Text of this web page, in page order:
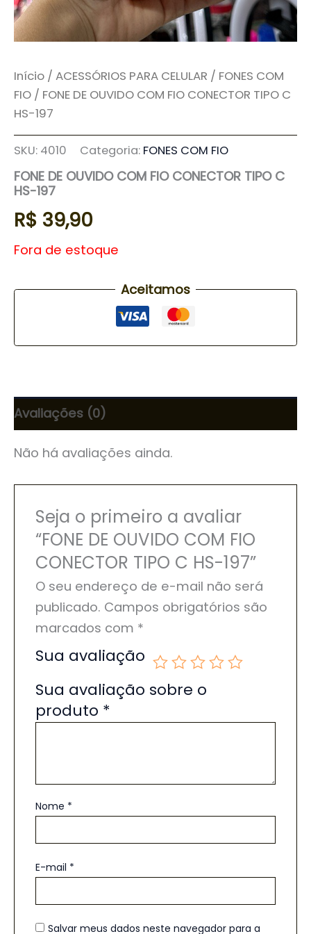
Início / ACESSÓRIOS PARA CELULAR / FONES COM
FIO / FONE DE OUVIDO COM FIO CONECTOR TIPO C
HS-197
SKU: 4010 Categoria: FONES COM FIO
FONE DE OUVIDO COM FIO CONECTOR TIPO C
HS-197
R$ 39,90
Fora de estoque
Aceitamos
Avaliações (0)
Não há avaliações ainda.
Seja o primeiro a avaliar
“FONE DE OUVIDO COM FIO
CONECTOR TIPO C HS-197”
O seu endereço de e-mail não será
publicado. Campos obrigatórios são
marcados com *
Sua avaliação
Sua avaliação sobre o
produto *
Nome *
E-mail *
Salvar meus dados neste navegador para a